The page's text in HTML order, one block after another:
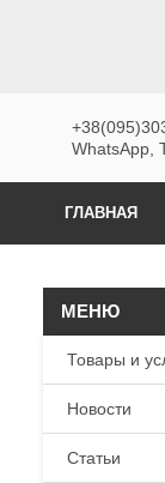
WhatsApp,
ГЛАВНАЯ
Товары и
Новости
Статьи